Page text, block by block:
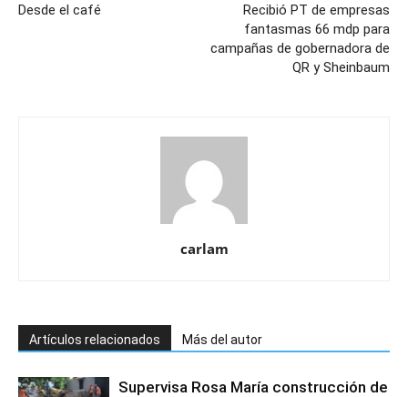
Desde el café
Recibió PT de empresas
fantasmas 66 mdp para
campañas de gobernadora de
QR y Sheinbaum
carlam
Artículos relacionados Más del autor
Supervisa Rosa María construcción de